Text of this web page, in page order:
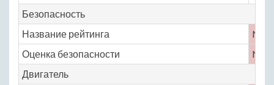
Безопасность
Название рейтинга
No
Оценка безопасности
No
Двигатель